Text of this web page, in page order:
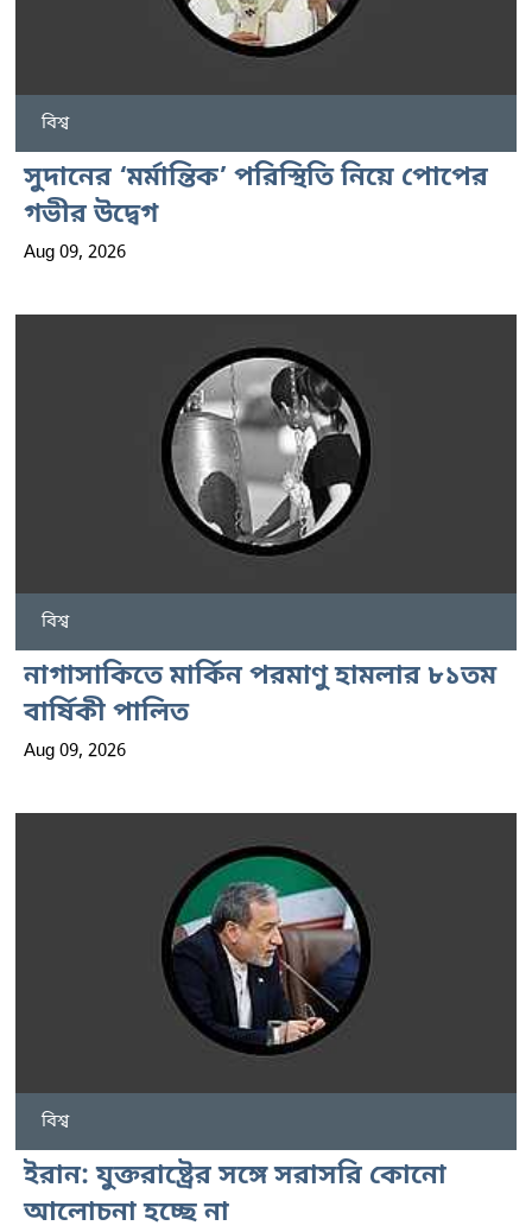
বিশ্ব
সুদানের ‘মর্মান্তিক’ পরিস্থিতি নিয়ে পোপের
গভীর উদ্বেগ
Aug 09, 2026
বিশ্ব
নাগাসাকিতে মার্কিন পরমাণু হামলার ৮১তম
বার্ষিকী পালিত
Aug 09, 2026
বিশ্ব
ইরান: যুক্তরাষ্ট্রের সঙ্গে সরাসরি কোনো
আলোচনা হচ্ছে না